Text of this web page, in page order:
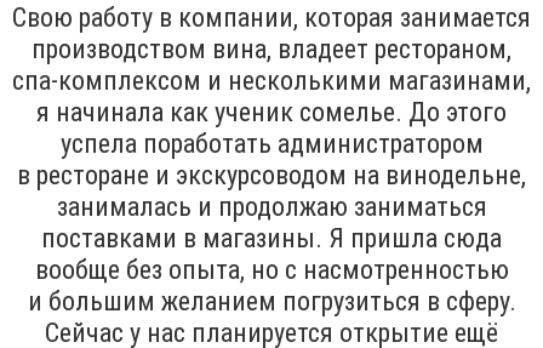
Свою работу в компании, которая занимается
производством вина, владеет рестораном,
спа-комплексом и несколькими магазинами,
я начинала как ученик сомелье. До этого
успела поработать администратором
в ресторане и экскурсоводом на винодельне,
занималась и продолжаю заниматься
поставками в магазины. Я пришла сюда
вообще без опыта, но с насмотренностью
и большим желанием погрузиться в сферу.
Сейчас у нас планируется открытие ещё